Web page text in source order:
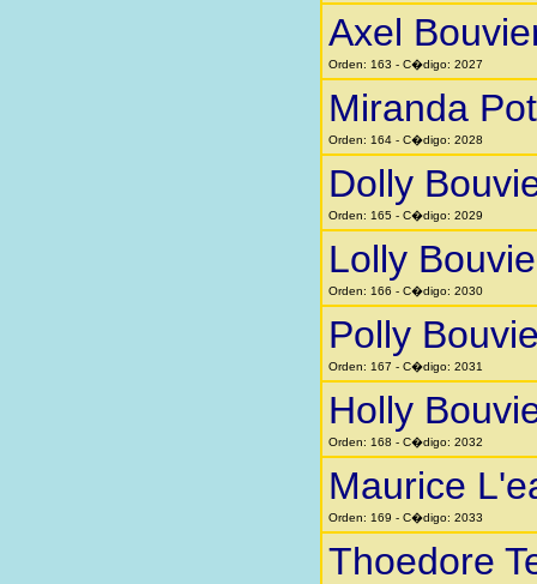
Axel
Orden: 163 - C�digo: 2027
Miranda
Orden: 164 - C�digo: 2028
Dolly
Orden: 165 - C�digo: 2029
Lolly
Orden: 166 - C�digo: 2030
Polly
Orden: 167 - C�digo: 2031
Holly
Orden: 168 - C�digo: 2032
Maurice
Orden: 169 - C�digo: 2033
Thoedore